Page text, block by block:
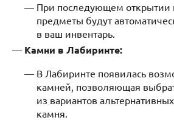
При последующем открытии
предметы будут
в ваш инвентарь.
Камни в Лабиринте:
В Лабиринте появилась
камней, позволяющая
из вариантов
камня.